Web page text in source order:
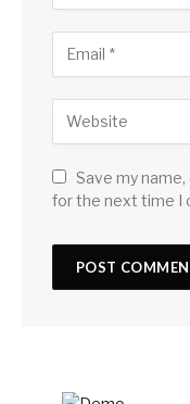
Save my
for the next time I